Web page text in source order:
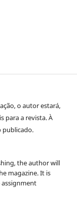
o autor estará,
para a revista. À
publicado.
the author will
magazine. It is